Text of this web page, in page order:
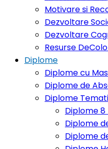
Motivare si
Dezvoltare
Dezvoltare
Resurse
Diplome
Diplome cu
Diplome de
Diplome
Diplome
Diplome
Diplome